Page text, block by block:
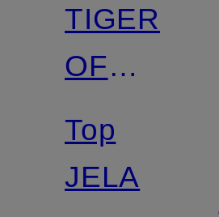
TIGER
OF
SWEDEN
Top
JELA